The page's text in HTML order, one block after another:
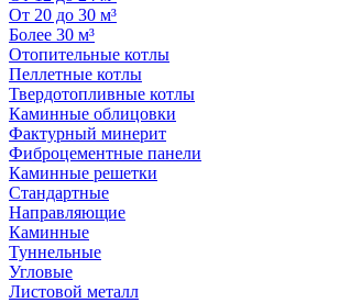
От 20 до 30 м³
Более 30 м³
Отопительные котлы
Пеллетные котлы
Твердотопливные котлы
Каминные облицовки
Фактурный минерит
Фиброцементные панели
Каминные решетки
Стандартные
Направляющие
Каминные
Туннельные
Угловые
Листовой металл